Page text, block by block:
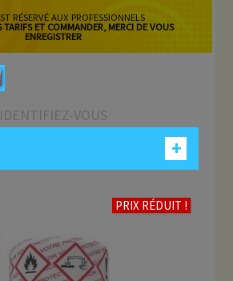
RÉSERVÉ AUX PROFESSIONNELS
ET COMMANDER, MERCI DE VOUS
ENREGISTRER
IDENTIFIEZ-VOUS
+
PRIX RÉDUIT !